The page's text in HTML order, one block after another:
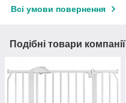
Всі умови повернення
Подібні товари компанії